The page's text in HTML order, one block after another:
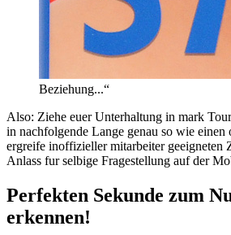
Beziehung...“
Also: Ziehe euer Unterhaltung in mark
in nachfolgende Lange genau so wie
ergreife inoffizieller mitarbeiter geeigneten
Anlass fur selbige Fragestellung auf der
Perfekten Sekunde zum
erkennen!